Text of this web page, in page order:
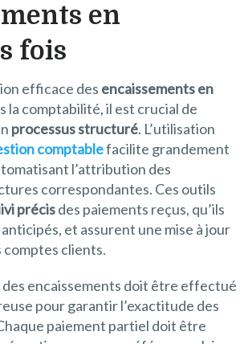
en
fois
efficace des encaissements en
la comptabilité, il est crucial de
processus structuré. L’utilisation
comptablefacilite grandement
l’attribution des
correspondantes. Ces outils
précisdes paiements reçus, qu’ils
et assurent une mise à jour
comptes clients.
des encaissements doit être effectué
pour garantir l’exactitude des
paiement partiel doit être